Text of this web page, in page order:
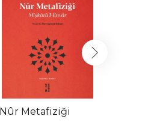
Nûr Metafiziği